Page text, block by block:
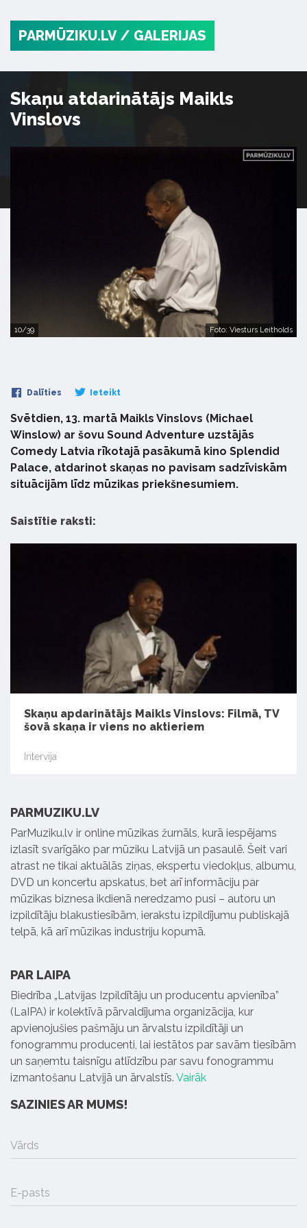
PARMŪZIKU.LV / GALERIJAS
Skaņu atdarinātājs Maikls
Vinslovs
10/39 Foto: Viesturs Leitholds
Dalīties Ieteikt
Svētdien, 13. martā Maikls Vinslovs (Michael
Winslow) ar šovu Sound Adventure uzstājās
Comedy Latvia rīkotajā pasākumā kino Splendid
Palace, atdarinot skaņas no pavisam sadzīviskām
situācijām līdz mūzikas priekšnesumiem.
Saistītie raksti:
Skaņu apdarinātājs Maikls Vinslovs: Filmā, TV
šovā skaņa ir viens no aktieriem
Intervija
PARMUZIKU.LV
ParMuziku.lv ir online mūzikas žurnāls, kurā iespējams
izlasīt svarīgāko par mūziku Latvijā un pasaulē. Šeit vari
atrast ne tikai aktuālās ziņas, ekspertu viedokļus, albumu,
DVD un koncertu apskatus, bet arī informāciju par
mūzikas biznesa ikdienā neredzamo pusi – autoru un
izpildītāju blakustiesībām, ierakstu izpildījumu publiskajā
telpā, kā arī mūzikas industriju kopumā.
PAR LAIPA
Biedrība „Latvijas Izpildītāju un producentu apvienība”
(LaIPA) ir kolektīvā pārvaldījuma organizācija, kur
apvienojušies pašmāju un ārvalstu izpildītāji un
fonogrammu producenti, lai iestātos par savām tiesībām
un saņemtu taisnīgu atlīdzību par savu fonogrammu
izmantošanu Latvijā un ārvalstīs. Vairāk
SAZINIES AR MUMS!
Vārds
E-pasts